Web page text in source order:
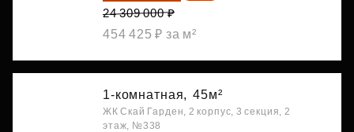
24 309 000 ₽
454 425 ₽ за м²
1-комнатная, 45м²
ЖК Скай Гарден, 2 корпус, 3 секция, 2
этаж, №338